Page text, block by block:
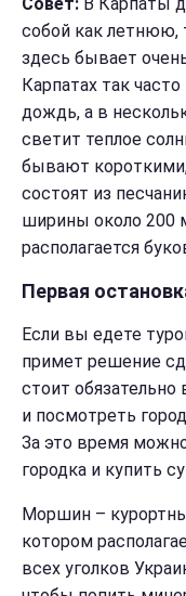
собой как летнюю,
здесь бывает
Карпатах так
дождь, а в
светит теплое
бывают
состоят из
ширины около 200
располагается
Первая
Если вы едете
примет решение
стоит
и посмотреть
За это время
городка и купить
Моршин –
котором
всех уголков